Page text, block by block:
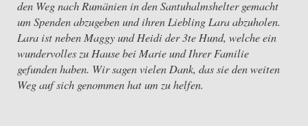
den Weg nach Rumänien in den Santuhalmshelter gemacht
um Spenden abzugeben und ihren Liebling Lara abzuholen.
Lara ist neben Maggy und Heidi der 3te Hund, welche ein
wundervolles zu Hause bei Marie und Ihrer Familie
gefunden haben. Wir sagen vielen Dank, das sie den weiten
Weg auf sich genommen hat um zu helfen.